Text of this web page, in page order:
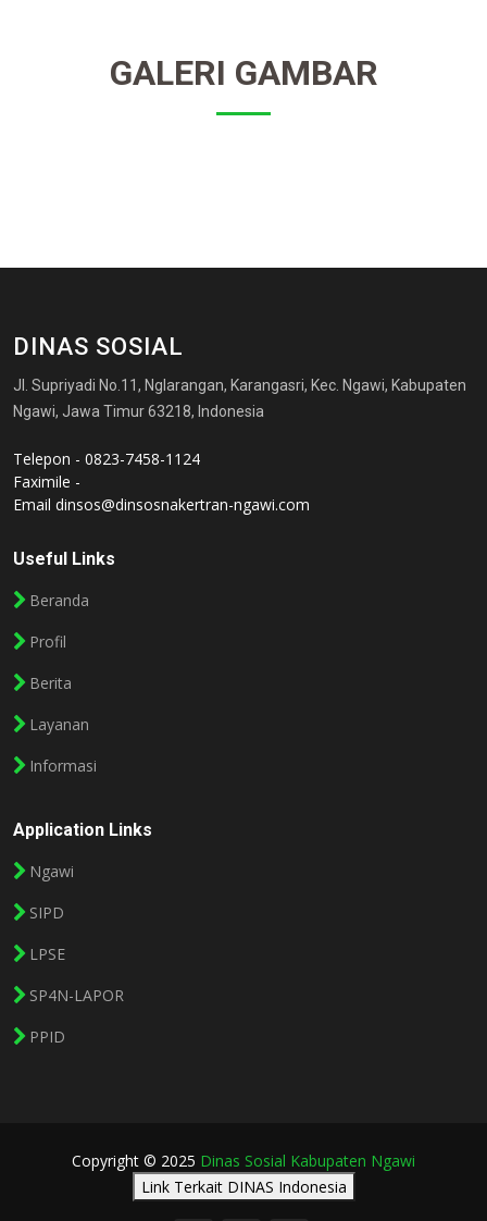
GALERI GAMBAR
DINAS SOSIAL
Jl. Supriyadi No.11, Nglarangan, Karangasri, Kec. Ngawi, Kabupaten
Ngawi, Jawa Timur 63218, Indonesia
Telepon - 0823-7458-1124
Faximile -
Email dinsos@dinsosnakertran-ngawi.com
Useful Links
Beranda
Profil
Berita
Layanan
Informasi
Application Links
Ngawi
SIPD
LPSE
SP4N-LAPOR
PPID
Copyright © 2025 Dinas Sosial Kabupaten Ngawi
Link Terkait DINAS Indonesia